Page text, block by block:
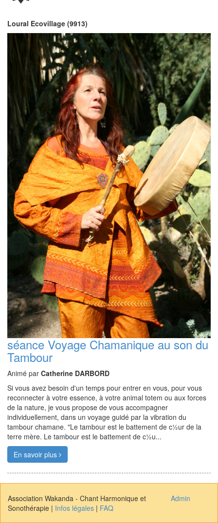
Loural Ecovillage (9913)
séance Voyage Chamanique au son du
Tambour
Animé par Catherine DARBORD
Si vous avez besoin d'un temps pour entrer en vous, pour vous
reconnecter à votre essence, à votre animal totem ou aux forces
de la nature, je vous propose de vous accompagner
individuellement, dans un voyage guidé par la vibration du
tambour chamane. "Le tambour est le battement de c½ur de la
terre mère. Le tambour est le battement de c½u...
En savoir plus
Association Wakanda - Chant Harmonique et
Sonothérapie | Infos légales | FAQ
Admin